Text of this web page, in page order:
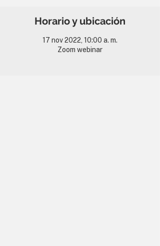
Horario y ubicación
17 nov 2022, 10:00 a. m.
Zoom webinar